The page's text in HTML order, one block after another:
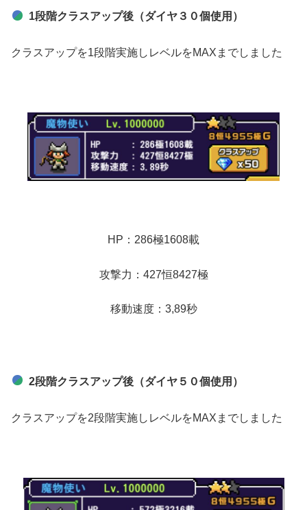
1段階クラスアップ後（ダイヤ３０個使用）
クラスアップを1段階実施しレベルをMAXまでしました
HP：286極1608載
攻撃力：427恒8427極
移動速度：3,89秒
2段階クラスアップ後（ダイヤ５０個使用）
クラスアップを2段階実施しレベルをMAXまでしました